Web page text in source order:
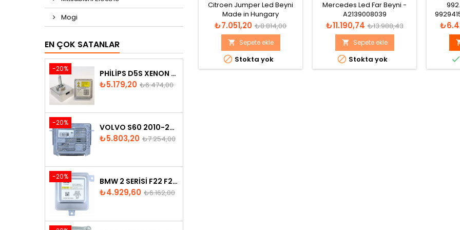
Mogi
EN ÇOK SATANLAR
-20% PHILIPS D5S XENON AMPUL
Fiyat
₺5.179,20 Normal
₺6.474,00
-20% VOLVO S60 2010-2018 XENON FAR BEYNI 31297942
Fiyat
₺5.803,20 Normal
₺7.254,00
-20% BMW 2 SERISI F22 F23 2013-2016 XENON FAR BEYNI 7318327
Fiyat
₺4.929,60 Normal
₺6.162,00
Citroen Jumper Led Beyni
Made in Hungary
10EEG132513 1180 12V
Fiyat
₺7.051,20 Normal
fiyat
₺8.814,00
 Sepete ekle
 Stokta yok
Mercedes Led Far Beyni -
A2139008039
Fiyat
₺11.190,74 Normal
fiyat
₺13.988,43
 Sepete ekle
 Stokta yok
A5G
Fiyat
